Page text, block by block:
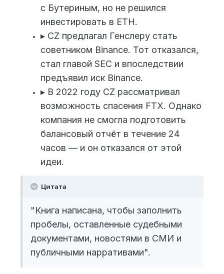
с Бутериным, но не решился
инвестировать в ETH.
▸ CZ предлагал Генслеру стать
советником Binance. Тот отказался,
стал главой SEC и впоследствии
предъявил иск Binance.
▸ В 2022 году CZ рассматривал
возможность спасения FTX. Однако
компания не смогла подготовить
балансовый отчёт в течение 24
часов — и он отказался от этой
идеи.
Цитата
"Книга написана, чтобы заполнить
пробелы, оставленные судебными
документами, новостями в СМИ и
публичными нарративами".